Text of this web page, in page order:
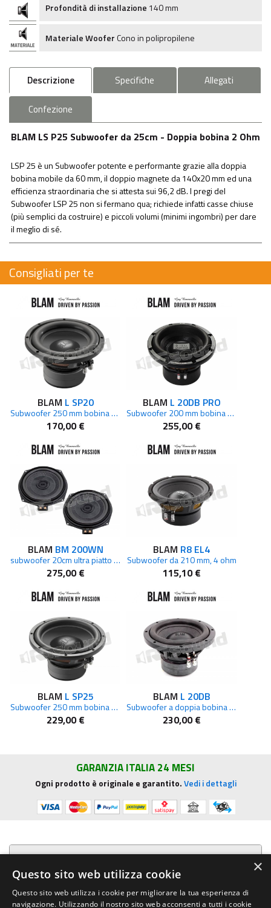
Profondità di installazione 140 mm
Materiale WooferCono in polipropilene
Descrizione Specifiche Allegati
Confezione
BLAM LS P25 Subwoofer da 25cm - Doppia bobina 2 Ohm
LSP 25 è un Subwoofer potente e performante grazie alla doppia
bobina mobile da 60 mm, il doppio magnete da 140x20 mm ed una
efficienza straordinaria che si attesta sui 96,2 dB. I pregi del
Subwoofer LSP 25 non si fermano qua; richiede infatti casse chiuse
(più semplici da costruire) e piccoli volumi (minimi ingombri) per dare
il meglio di sé.
Consigliati per te
BLAM L SP20
Subwoofer 250 mm bobina 50mm 89 dB
170,00 €
BLAM L 20DB PRO
Subwoofer 200 mm bobina 50mm 835dB – 2x2 Ohm 250 W RMS
255,00 €
BLAM BM 200WN
subwoofer 20cm ultra piatto per BMW
275,00 €
BLAM R8 EL4
Subwoofer da 210 mm, 4 ohm
115,10 €
BLAM L SP25
Subwoofer 250 mm bobina 50mm 92,6 dB – 2x2 Ohm 300 W rms
229,00 €
BLAM L 20DB
Subwoofer a doppia bobina da 200 mm (8")
230,00 €
GARANZIA ITALIA 24 MESI
Ogni prodotto è originale e garantito.Vedi i dettagli
Presentazione aziendale
Acquista su R.G. Sound
×
Questo sito web utilizza cookie
Questo sito web utilizza i cookie per migliorare la tua esperienza di
navigazione. Utilizzando il nostro sito web acconsenti a tutti i cookie